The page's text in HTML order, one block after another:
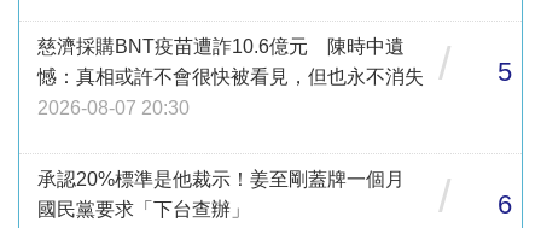
慈濟採購BNT疫苗遭詐10.6億元 陳時中遺
憾：真相或許不會很快被看見，但也永不消失
2026-08-07 20:30
/ 5
承認20%標準是他裁示！姜至剛蓋牌一個月
國民黨要求「下台查辦」
/ 6